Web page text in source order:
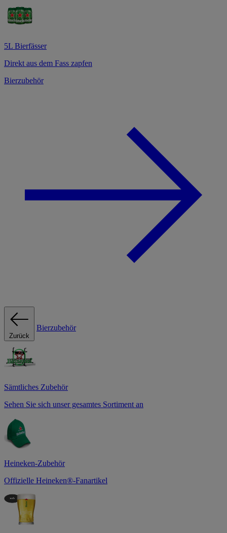
5L Bierfässer
Direkt aus dem Fass zapfen
Bierzubehör
Zurück
Bierzubehör
Sämtliches Zubehör
Sehen Sie sich unser gesamtes Sortiment an
Heineken-Zubehör
Offizielle Heineken®-Fanartikel